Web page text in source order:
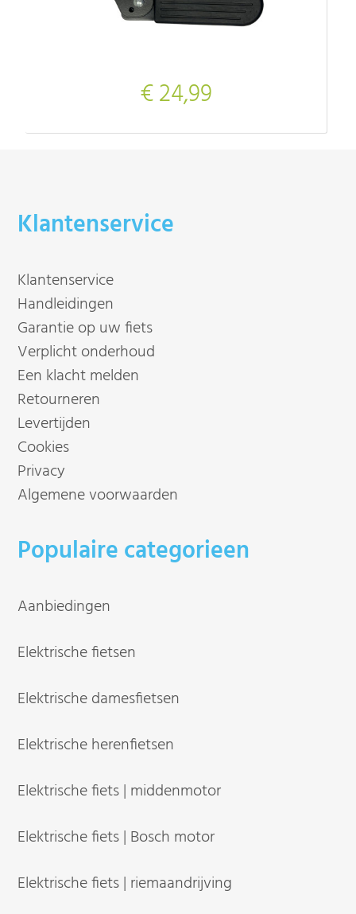
€ 24,99
Klantenservice
Klantenservice
Handleidingen
Garantie op uw fiets
Verplicht onderhoud
Een klacht melden
Retourneren
Levertijden
Cookies
Privacy
Algemene voorwaarden
Populaire categorieen
Aanbiedingen
Elektrische fietsen
Elektrische damesfietsen
Elektrische herenfietsen
Elektrische fiets | middenmotor
Elektrische fiets | Bosch motor
Elektrische fiets | riemaandrijving